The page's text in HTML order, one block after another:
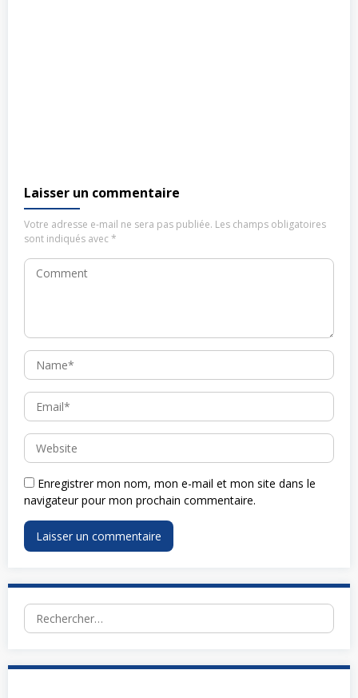
Laisser un commentaire
Votre adresse e-mail ne sera pas publiée. Les champs obligatoires
sont indiqués avec*
Enregistrer mon nom, mon e-mail et mon site dans le
navigateur pour mon prochain commentaire.
Rechercher :